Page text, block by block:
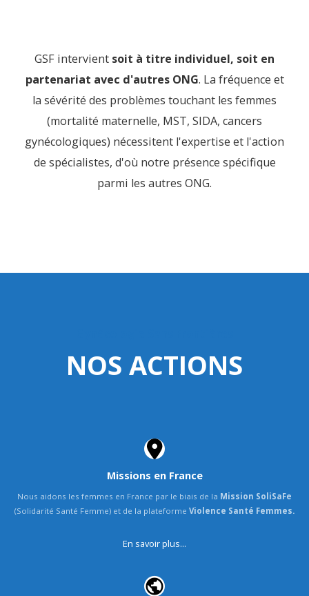
GSF intervient soit à titre individuel, soit en
partenariat avec d'autres ONG. La fréquence et
la sévérité des problèmes touchant les femmes
(mortalité maternelle, MST, SIDA, cancers
gynécologiques) nécessitent l'expertise et l'action
de spécialistes, d'où notre présence spécifique
parmi les autres ONG.
NOS ACTIONS
Missions en France
Nous aidons les femmes en France par le biais de la Mission SoliSaFe
(Solidarité Santé Femme) et de la plateforme Violence Santé Femmes.
En savoir plus...